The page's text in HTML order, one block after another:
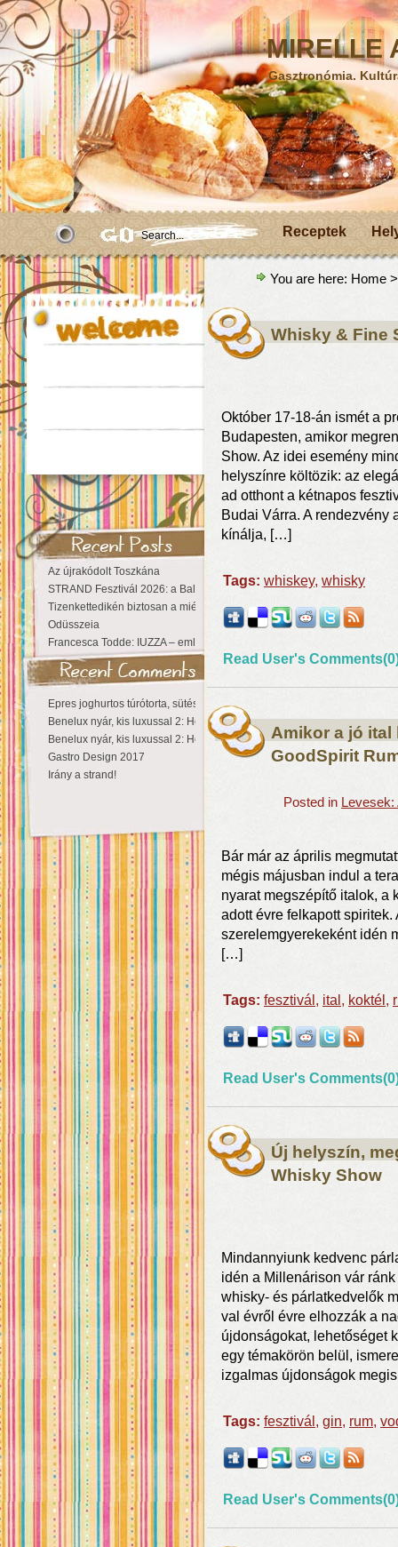
MIRELLE
Gasztronómia.
Receptek
Az újrakódolt Toszkána
STRAND Fesztivál 2026: a Balaton partján a nyár még tart!
Tizenkettedikén biztosan a miénk a Sziget!
Odüsszeia
Francesca Todde: IUZZA – emlékezet, táj és irodalom találkozása a Mai
Epres joghurtos túrótorta, sütés nélkül
Benelux nyár, kis luxussal 2: Hollandia
Benelux nyár, kis luxussal 2: Hollandia
Gastro Design 2017
Irány a strand!
You are here: Home
Whisky & Fine
Október 17-18-án ismét a
Budapesten, amikor
Show. Az idei esemény
helyszínre költözik: az
ad otthont a kétnapos
Budai Várra. A rendezvény
kínálja, […]
Tags: whiskey, whisky
Read User's
Amikor a jó ital
GoodSpirit
Posted in
Bár már az április
mégis májusban indul a
nyarat megszépítő italok, a
adott évre felkapott
szerelemgyerekeként idén
[…]
Tags: fesztivál , ital , koktél ,
Read User's
Új helyszín,
Whisky Show
Mindannyiunk kedvenc
idén a Millenárison vár
whisky- és párlatkedvelők
val évről évre elhozzák a
újdonságokat, lehetőséget
egy témakörön belül,
izgalmas újdonságok
Tags: fesztivál , gin, rum,
Read User's